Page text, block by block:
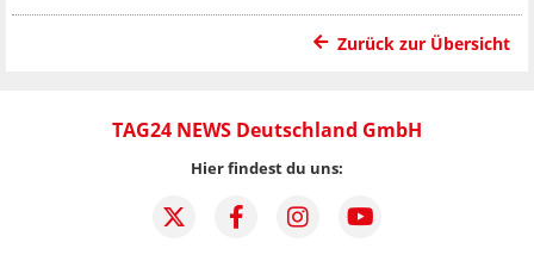
Zurück zur Übersicht
TAG24 NEWS Deutschland GmbH
Hier findest du uns: